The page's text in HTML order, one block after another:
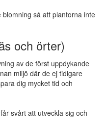
blomning så att plantorna inte
och örter)
av de först uppdykande
miljö där de ej tidigare
dig mycket tid och
svårt att utveckla sig och